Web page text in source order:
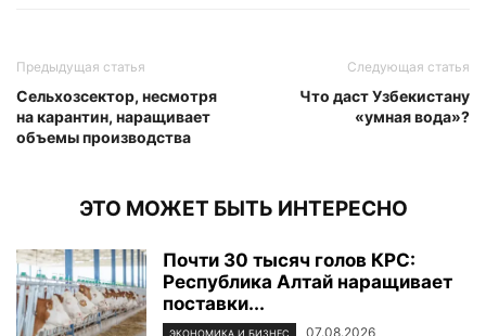
Предыдущая статья
Сельхозсектор, несмотря
на карантин, наращивает
объемы производства
Следующая статья
Что даст Узбекистану
«умная вода»?
ЭТО МОЖЕТ БЫТЬ ИНТЕРЕСНО
Почти 30 тысяч голов КРС:
Республика Алтай наращивает
поставки...
07.08.2026